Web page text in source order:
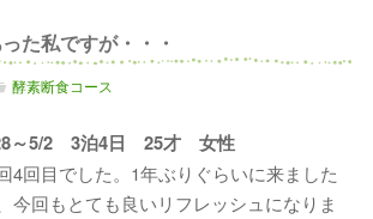
た私ですが・・・
酵素断食コース
～5/2 3泊4日 25才 女性
4回目でした。1年ぶりぐらいに来ました
今回もとても良いリフレッシュになりま